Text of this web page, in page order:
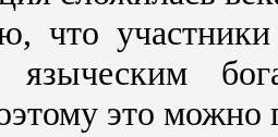
что участники
языческим
это можно